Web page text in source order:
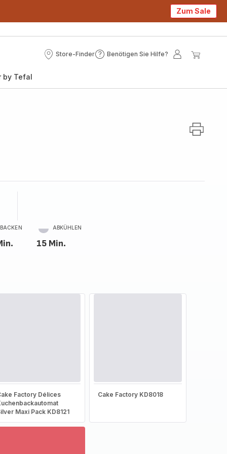
Zum Sale
Store-Finder
Store-
Benötigen Sie Hilfe?
Benötigen
Mein
by Tefal
BACKEN ABKÜHLEN
15 Min.
Factory Délices
Maxi Pack KD8121
Cake Factory KD8018